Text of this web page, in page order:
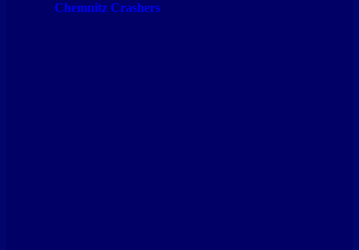
Chemnitz Crashers